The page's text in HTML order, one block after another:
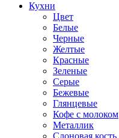
Кухни
Цвет
Белые
Черные
Желтые
Красные
Зеленые
Серые
Бежевые
Глянцевые
Кофе с молоком
Металлик
Слоновая кость